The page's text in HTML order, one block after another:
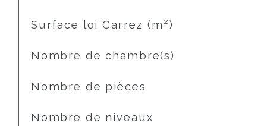
Surface loi Carrez (m²)
Nombre de chambre(s)
Nombre de pièces
Nombre de niveaux